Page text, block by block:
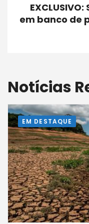
em banco de
Notícias
EM DESTAQUE